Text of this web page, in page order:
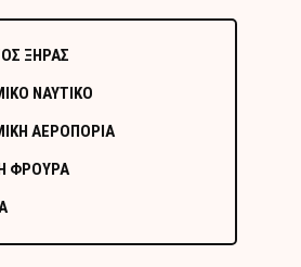
ΞΗΡΑΣ
ΝΑΥΤΙΚΟ
ΑΕΡΟΠΟΡΙΑ
ΦΡΟΥΡΑ